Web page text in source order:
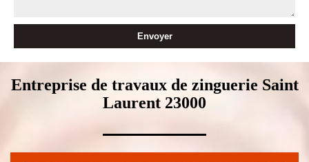
Entreprise de travaux de zinguerie Saint
Laurent 23000